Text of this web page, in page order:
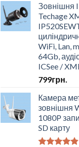
Зовнішня
Techage
WiFi, Lan,
64Gb,
ICSee /
799грн.
Камера
зовнішня
1080P
SD карту